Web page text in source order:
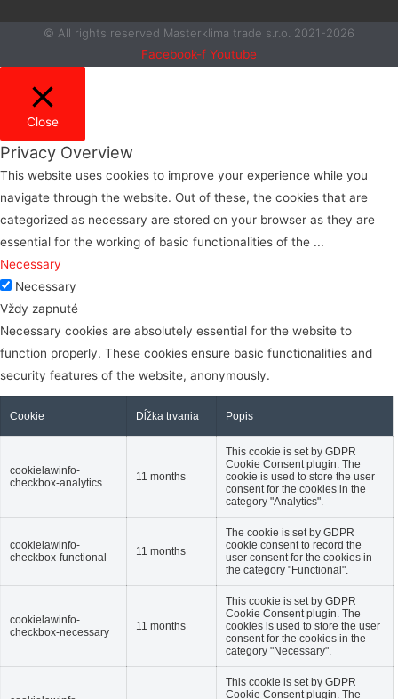
© All rights reserved Masterklima trade s.r.o. 2021-2026
Facebook-f Youtube
Close
Privacy Overview
This website uses cookies to improve your experience while you
navigate through the website. Out of these, the cookies that are
categorized as necessary are stored on your browser as they are
essential for the working of basic functionalities of the ...
Necessary
Necessary
Vždy zapnuté
Necessary cookies are absolutely essential for the website to
function properly. These cookies ensure basic functionalities and
security features of the website, anonymously.
Cookie Dĺžka trvania Popis
cookielawinfo-
checkbox-analytics
11 months
This cookie is set by GDPR
Cookie Consent plugin. The
cookie is used to store the user
consent for the cookies in the
category "Analytics".
cookielawinfo-
checkbox-functional
11 months
The cookie is set by GDPR
cookie consent to record the
user consent for the cookies in
the category "Functional".
cookielawinfo-
checkbox-necessary
11 months
This cookie is set by GDPR
Cookie Consent plugin. The
cookies is used to store the user
consent for the cookies in the
category "Necessary".
This cookie is set by GDPR
Cookie Consent plugin. The